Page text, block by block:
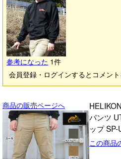
参考になった 1件
会員登録・ログインするとコメント
商品の販売ページへ
パンツ
ップ SP-
この商品